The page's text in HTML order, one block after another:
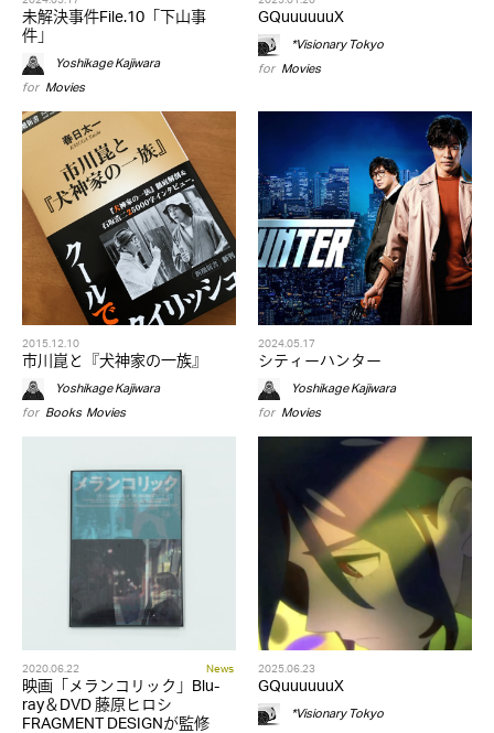
未解決事件File.10「下山事
件」
Yoshikage Kajiwara
for Movies
GQuuuuuuX
*Visionary Tokyo
for Movies
2015.12.10
市川崑と『犬神家の一族』
Yoshikage Kajiwara
for Books,Movies
2024.05.17
シティーハンター
Yoshikage Kajiwara
for Movies
2020.06.22 News
映画「メランコリック」Blu-
ray＆DVD 藤原ヒロシ
FRAGMENT DESIGNが監修
2025.06.23
GQuuuuuuX
*Visionary Tokyo